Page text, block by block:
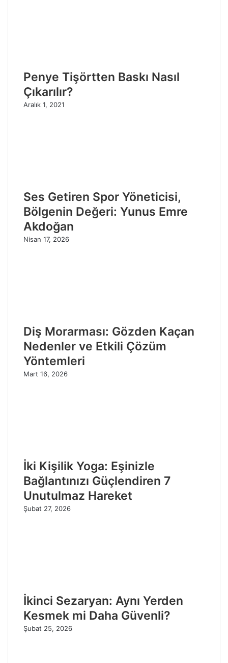
Penye Tişörtten Baskı Nasıl
Çıkarılır?
Aralık 1, 2021
Ses Getiren Spor Yöneticisi,
Bölgenin Değeri: Yunus Emre
Akdoğan
Nisan 17, 2026
Diş Morarması: Gözden Kaçan
Nedenler ve Etkili Çözüm
Yöntemleri
Mart 16, 2026
İki Kişilik Yoga: Eşinizle
Bağlantınızı Güçlendiren 7
Unutulmaz Hareket
Şubat 27, 2026
İkinci Sezaryan: Aynı Yerden
Kesmek mi Daha Güvenli?
Şubat 25, 2026